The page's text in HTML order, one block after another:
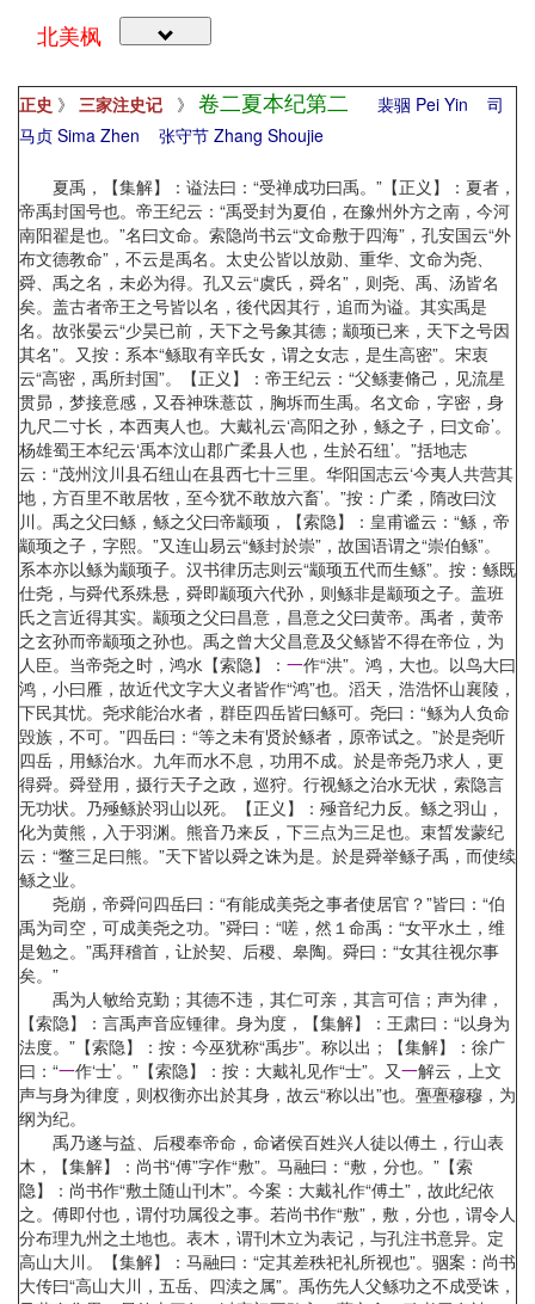
北美枫
正史 》 三家注史记 》 卷二夏本纪第二 裴骃 Pei Yin
司
马贞 Sima Zhen
张守节 Zhang Shoujie
夏禹，【集解】：谥法曰：“受禅成功曰禹。”【正义】：夏者，
帝禹封国号也。帝王纪云：“禹受封为夏伯，在豫州外方之南，今河
南阳翟是也。”名曰文命。索隐尚书云“文命敷于四海”，孔安国云“外
布文德教命”，不云是禹名。太史公皆以放勋、重华、文命为尧、
舜、禹之名，未必为得。孔又云“虞氏，舜名”，则尧、禹、汤皆名
矣。盖古者帝王之号皆以名，後代因其行，追而为谥。其实禹是
名。故张晏云“少昊已前，天下之号象其德；颛顼已来，天下之号因
其名”。又按：系本“鲧取有辛氏女，谓之女志，是生高密”。宋衷
云“高密，禹所封国”。【正义】：帝王纪云：“父鲧妻脩己，见流星
贯昴，梦接意感，又吞神珠薏苡，胸坼而生禹。名文命，字密，身
九尺二寸长，本西夷人也。大戴礼云‘高阳之孙，鲧之子，曰文命’。
杨雄蜀王本纪云‘禹本汶山郡广柔县人也，生於石纽’。”括地志
云：“茂州汶川县石纽山在县西七十三里。华阳国志云‘今夷人共营其
地，方百里不敢居牧，至今犹不敢放六畜’。”按：广柔，隋改曰汶
川。禹之父曰鲧，鲧之父曰帝颛顼，【索隐】：皇甫谧云：“鲧，帝
颛顼之子，字熙。”又连山易云“鲧封於崇”，故国语谓之“崇伯鲧”。
系本亦以鲧为颛顼子。汉书律历志则云“颛顼五代而生鲧”。按：鲧既
仕尧，与舜代系殊悬，舜即颛顼六代孙，则鲧非是颛顼之子。盖班
氏之言近得其实。颛顼之父曰昌意，昌意之父曰黄帝。禹者，黄帝
之玄孙而帝颛顼之孙也。禹之曾大父昌意及父鲧皆不得在帝位，为
人臣。当帝尧之时，鸿水【索隐】： 一作“洪”。鸿，大也。以鸟大曰
鸿，小曰雁，故近代文字大义者皆作“鸿”也。滔天，浩浩怀山襄陵，
下民其忧。尧求能治水者，群臣四岳皆曰鲧可。尧曰：“鲧为人负命
毁族，不可。”四岳曰：“等之未有贤於鲧者，原帝试之。”於是尧听
四岳，用鲧治水。九年而水不息，功用不成。於是帝尧乃求人，更
得舜。舜登用，摄行天子之政，巡狩。行视鲧之治水无状，索隐言
无功状。乃殛鲧於羽山以死。【正义】：殛音纪力反。鲧之羽山，
化为黄熊，入于羽渊。熊音乃来反，下三点为三足也。束晳发蒙纪
云：“鳖三足曰熊。”天下皆以舜之诛为是。於是舜举鲧子禹，而使续
鲧之业。
尧崩，帝舜问四岳曰：“有能成美尧之事者使居官？”皆曰：“伯
禹为司空，可成美尧之功。”舜曰：“嗟，然１命禹：“女平水土，维
是勉之。”禹拜稽首，让於契、后稷、皋陶。舜曰：“女其往视尔事
矣。”
禹为人敏给克勤；其德不违，其仁可亲，其言可信；声为律，
【索隐】：言禹声音应锺律。身为度，【集解】：王肃曰：“以身为
法度。”【索隐】：按：今巫犹称“禹步”。称以出；【集解】：徐广
曰：“一作‘士’。”【索隐】：按：大戴礼见作“士”。又一解云，上文
声与身为律度，则权衡亦出於其身，故云“称以出”也。亹亹穆穆，为
纲为纪。
禹乃遂与益、后稷奉帝命，命诸侯百姓兴人徒以傅土，行山表
木，【集解】：尚书“傅”字作“敷”。马融曰：“敷，分也。”【索
隐】：尚书作“敷土随山刊木”。今案：大戴礼作“傅土”，故此纪依
之。傅即付也，谓付功属役之事。若尚书作“敷”，敷，分也，谓令人
分布理九州之土地也。表木，谓刊木立为表记，与孔注书意异。定
高山大川。【集解】：马融曰：“定其差秩祀礼所视也”。骃案：尚书
大传曰“高山大川，五岳、四渎之属”。禹伤先人父鲧功之不成受诛，